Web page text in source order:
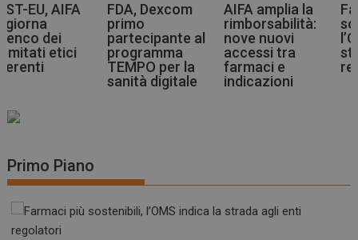
FDA, Dexcom
primo
partecipante al
programma
TEMPO per la
sanità digitale
AIFA amplia la
rimborsabilità:
nove nuovi
accessi tra
farmaci e
indicazioni
Farmaci più
sostenibili,
l’OMS indica la
strada agli enti
regolatori
Primo Piano